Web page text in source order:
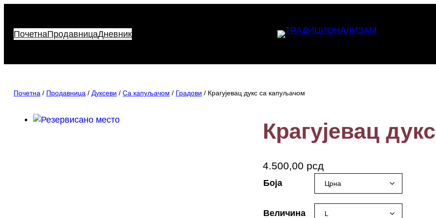
садржај
ПочетнаПродавницаДневник
Почетна / Продавница / Дуксеви / Са капуљачом / Градови / Крагујевац дукс са капуљачом
Крагујевац
4.500,00 рсд
Боја
Величина